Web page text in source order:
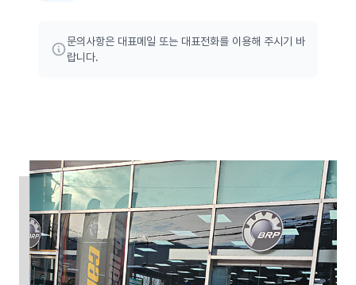
문의사항은 대표메일 또는 대표전화를 이용해 주시기 바
랍니다.